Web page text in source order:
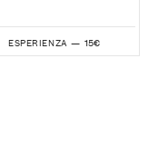
ESPERIENZA — 15€